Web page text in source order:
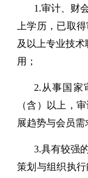
1.审计、财
上学历，已取
及以上专业技
用；
2.从事国家
（含）以上，
展趋势与会员需
3.具有较强
策划与组织执